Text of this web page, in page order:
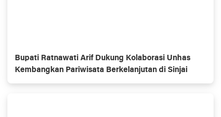
Bupati Ratnawati Arif Dukung Kolaborasi Unhas
Kembangkan Pariwisata Berkelanjutan di Sinjai